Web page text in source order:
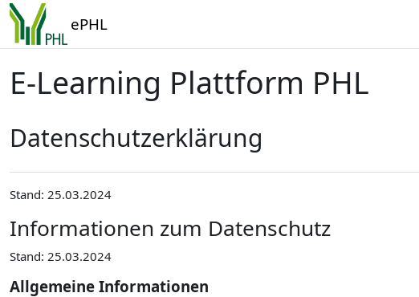
Zum Hauptinhalt
ePHL
E-Learning Plattform PHL
Datenschutzerklärung
Stand: 25.03.2024
Informationen zum Datenschutz
Stand: 25.03.2024
Allgemeine Informationen